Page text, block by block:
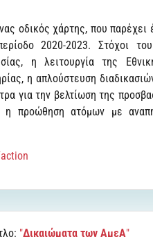
οδικός χάρτης, που παρέχει
2020-2023. Στόχοι
η λειτουργία της
η απλούστευση
για την βελτίωση της
η προώθηση ατόμων με
"Δικαιώματα των ΑμεΑ"